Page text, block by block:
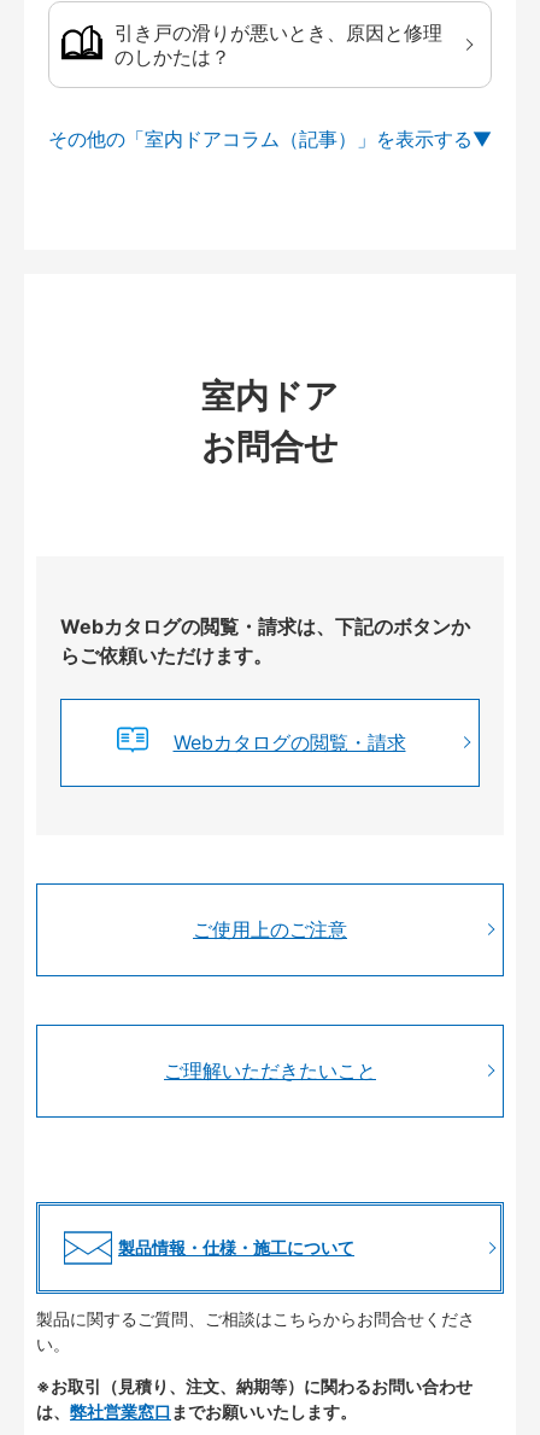
引き戸の滑りが悪いとき、原因と修理
のしかたは？
その他の「室内ドアコラム（記事）」を
室内ドア
お問合せ
Webカタログの閲覧・請求は、下記のボタンか
らご依頼いただけます。
Webカタログの閲覧・請求
ご使用上のご注意
ご理解いただきたいこと
製品情報・仕様・施工について
製品に関するご質問、ご相談はこちらからお問合せくださ
い。
※お取引（見積り、注文、納期等）に関わるお問い合わせ
は、 弊社営業窓口 までお願いいたします。